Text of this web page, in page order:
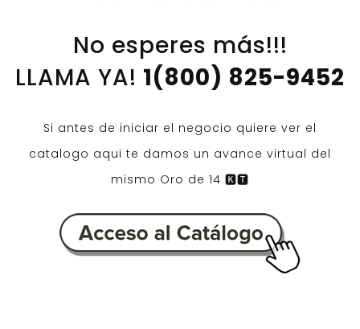
​No esperes más!!!
LLAMA YA! 1(800) 825-9452
Si antes de iniciar el negocio quiere ver el
catalogo aqui te damos un avance virtual del
mismo Oro de 14 🅺🆃